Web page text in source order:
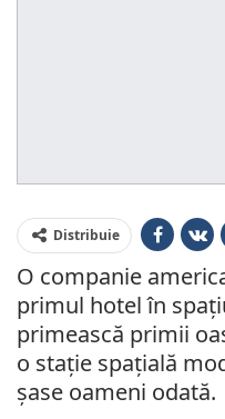
Distribuie
O companie
primul hotel în
primească primii
o staţie spaţială
şase oameni odată.